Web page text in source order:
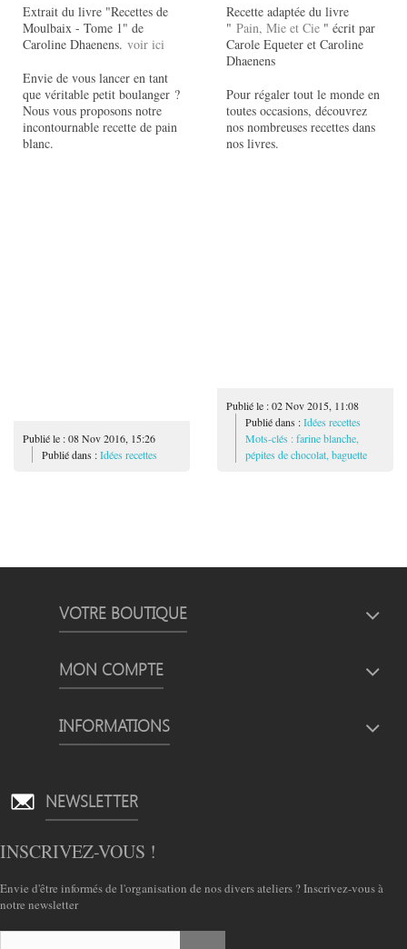
Extrait du livre "Recettes de
Moulbaix - Tome 1" de
Caroline Dhaenens. voir ici
Envie de vous lancer en tant
que véritable petit boulanger ?
Nous vous proposons notre
incontournable recette de pain
blanc.
Publié le : 08 Nov 2016, 15:26
Publié dans :Idées recettes
Recette adaptée du livre
" Pain, Mie et Cie " écrit par
Carole Equeter et Caroline
Dhaenens
Pour régaler tout le monde en
toutes occasions, découvrez
nos nombreuses recettes dans
nos livres.
Publié le : 02 Nov 2015, 11:08
Publié dans :Idées recettes
Mots-clés : farine blanche,
pépites de chocolat, baguette
VOTRE BOUTIQUE
MON COMPTE
INFORMATIONS
NEWSLETTER
INSCRIVEZ-VOUS !
Envie d'être informés de l'organisation de nos divers ateliers ? Inscrivez-vous à
notre newsletter